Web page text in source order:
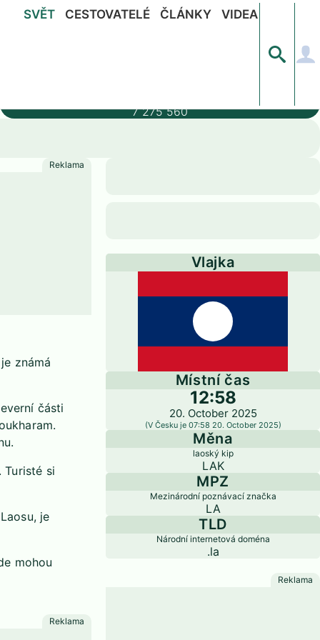
SVĚT CESTOVATELÉ ČLÁNKY VIDEA
7 275 560
známá
části
Turisté si
je
mohou
Vlajka
Místní čas
12:58
20. October 2025
(V Česku je 07:58 20. October 2025)
Měna
laoský kip
LAK
MPZ
Mezinárodní poznávací značka
LA
TLD
Národní internetová doména
.la